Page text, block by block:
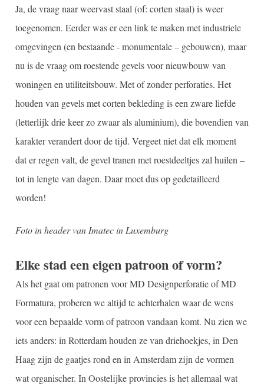
Ja, de vraag naar weervast staal (of: corten staal) is weer
toegenomen. Eerder was er een link te maken met industriele
omgevingen (en bestaande - monumentale – gebouwen), maar
nu is de vraag om roestende gevels voor nieuwbouw van
woningen en utiliteitsbouw. Met of zonder perforaties. Het
houden van gevels met corten bekleding is een zware liefde
(letterlijk drie keer zo zwaar als aluminium), die bovendien van
karakter verandert door de tijd. Vergeet niet dat elk moment
dat er regen valt, de gevel tranen met roestdeeltjes zal huilen –
tot in lengte van dagen. Daar moet dus op gedetailleerd
worden!
Foto in header van Imatec in Luxemburg
Elke stad een eigen patroon of vorm?
Als het gaat om patronen voor MD Designperforatie of MD
Formatura, proberen we altijd te achterhalen waar de wens
voor een bepaalde vorm of patroon vandaan komt. Nu zien we
iets anders: in Rotterdam houden ze van driehoekjes, in Den
Haag zijn de gaatjes rond en in Amsterdam zijn de vormen
wat organischer. In Oostelijke provincies is het allemaal wat